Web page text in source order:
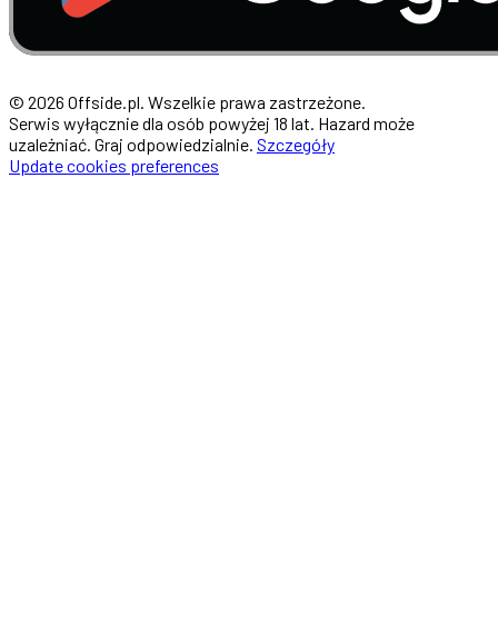
© 2026 Offside.pl. Wszelkie prawa zastrzeżone.
Serwis wyłącznie dla osób powyżej 18 lat. Hazard może
uzależniać. Graj odpowiedzialnie. Szczegóły
Update cookies preferences